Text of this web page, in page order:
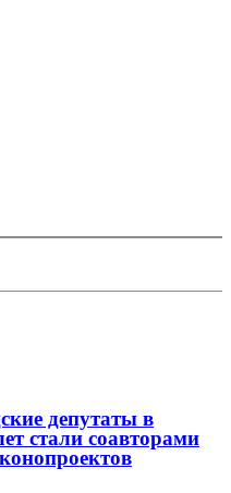
депутаты в
стали соавторами